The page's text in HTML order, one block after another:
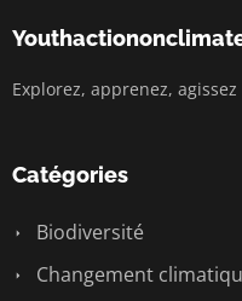
Explorez, apprenez,
Catégories
Biodiversité
Changement